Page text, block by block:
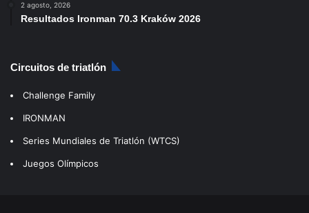
2 agosto, 2026
Resultados Ironman 70.3 Kraków 2026
Circuitos de triatlón
Challenge Family
IRONMAN
Series Mundiales de Triatlón (WTCS)
Juegos Olímpicos